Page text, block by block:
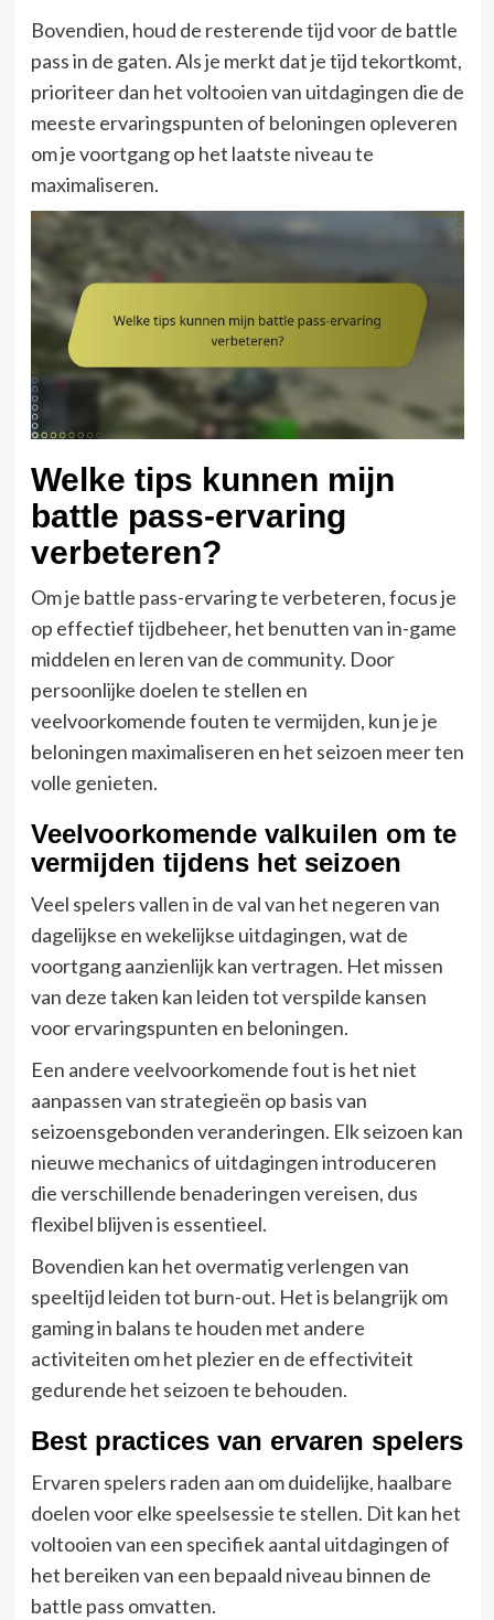
Bovendien, houd de resterende tijd voor de battle
pass in de gaten. Als je merkt dat je tijd tekortkomt,
prioriteer dan het voltooien van uitdagingen die de
meeste ervaringspunten of beloningen opleveren
om je voortgang op het laatste niveau te
maximaliseren.
Welke tips kunnen mijn
battle pass-ervaring
verbeteren?
Om je battle pass-ervaring te verbeteren, focus je
op effectief tijdbeheer, het benutten van in-game
middelen en leren van de community. Door
persoonlijke doelen te stellen en
veelvoorkomende fouten te vermijden, kun je je
beloningen maximaliseren en het seizoen meer ten
volle genieten.
Veelvoorkomende valkuilen om te
vermijden tijdens het seizoen
Veel spelers vallen in de val van het negeren van
dagelijkse en wekelijkse uitdagingen, wat de
voortgang aanzienlijk kan vertragen. Het missen
van deze taken kan leiden tot verspilde kansen
voor ervaringspunten en beloningen.
Een andere veelvoorkomende fout is het niet
aanpassen van strategieën op basis van
seizoensgebonden veranderingen. Elk seizoen kan
nieuwe mechanics of uitdagingen introduceren
die verschillende benaderingen vereisen, dus
flexibel blijven is essentieel.
Bovendien kan het overmatig verlengen van
speeltijd leiden tot burn-out. Het is belangrijk om
gaming in balans te houden met andere
activiteiten om het plezier en de effectiviteit
gedurende het seizoen te behouden.
Best practices van ervaren spelers
Ervaren spelers raden aan om duidelijke, haalbare
doelen voor elke speelsessie te stellen. Dit kan het
voltooien van een specifiek aantal uitdagingen of
het bereiken van een bepaald niveau binnen de
battle pass omvatten.